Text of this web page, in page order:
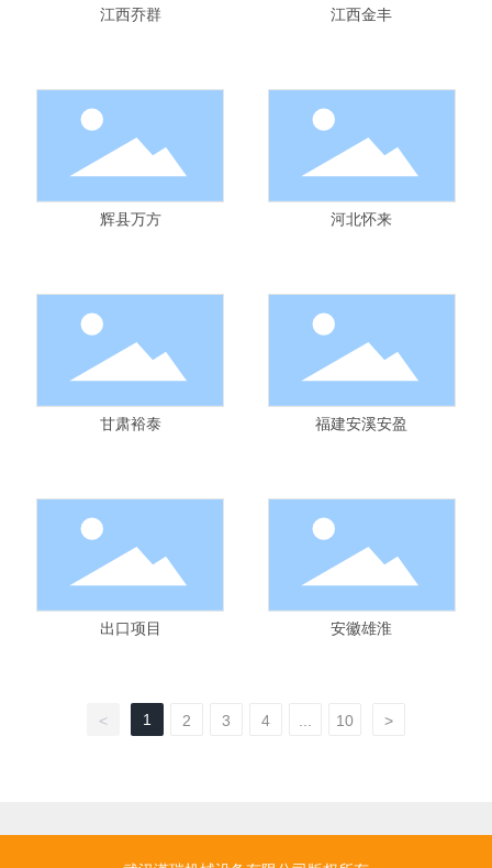
江西乔群 江西金丰
辉县万方 河北怀来
甘肃裕泰 福建安溪安盈
出口项目 安徽雄淮
< 1 2 3 4 ... 10 >